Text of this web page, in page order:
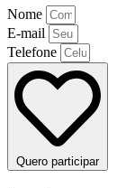
Nome
E-mail
Telefone
Quero participar